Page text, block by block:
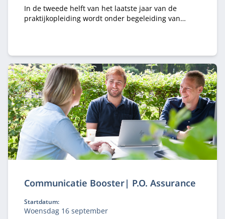
In de tweede helft van het laatste jaar van de
praktijkopleiding wordt onder begeleiding van
Communicatie Booster| P.O. Assurance
Startdatum:
Woensdag 16 september